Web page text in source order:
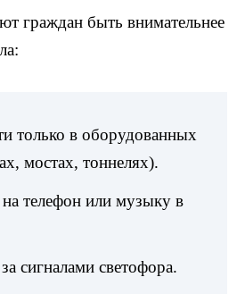
граждан быть внимательнее
только в оборудованных
мостах, тоннелях).
на телефон или музыку в
сигналами светофора.